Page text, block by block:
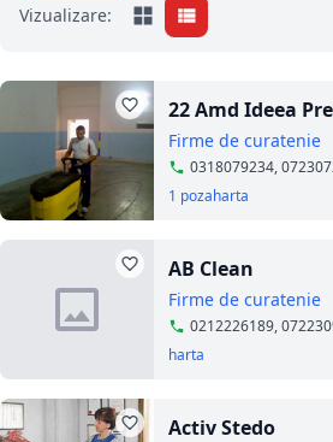
Vizualizare:
22 Amd Ideea
Firme de curatenie
0318079234,
1 pozaharta
AB Clean
Firme de curatenie
0212226189,
harta
Activ Stedo